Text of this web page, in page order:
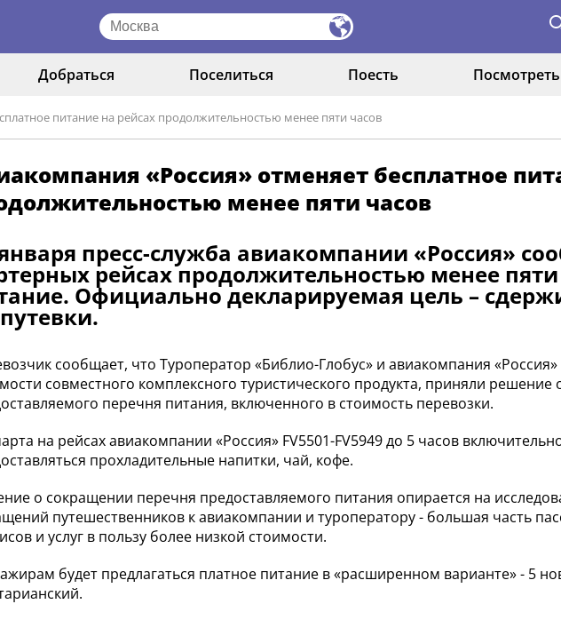
Добраться Поселиться Поесть Посмотреть
питание на рейсах продолжительностью менее пяти часов
«Россия» отменяет бесплатное
менее пяти часов
пресс-служба авиакомпании «Россия»
рейсах продолжительностью менее пяти
Официально декларируемая цель –
сообщает, что Туроператор «Библио-Глобус» и авиакомпания
совместного комплексного туристического продукта, приняли решение
перечня питания, включенного в стоимость перевозки.
на рейсах авиакомпании «Россия» FV5501-FV5949 до 5 часов
прохладительные напитки, чай, кофе.
о сокращении перечня предоставляемого питания опирается на
путешественников к авиакомпании и туроператору - большая часть
и услуг в пользу более низкой стоимости.
будет предлагаться платное питание в «расширенном варианте» - 5